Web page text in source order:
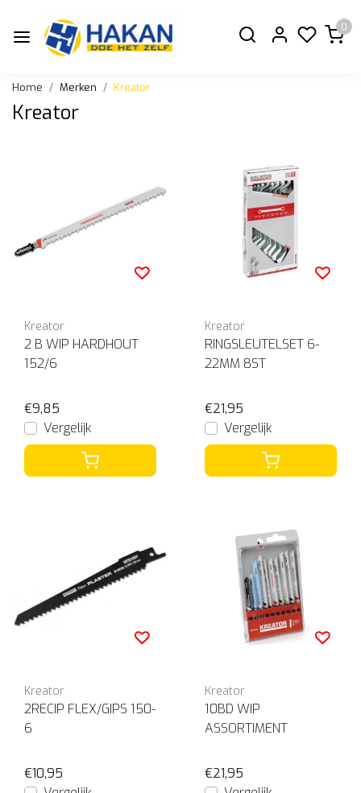
0
Home Merken Kreator
Kreator
Kreator
2 B WIP HARDHOUT
152/6
€9,85
Vergelijk
Kreator
RINGSLEUTELSET 6-
22MM 8ST
€21,95
Vergelijk
Kreator
2RECIP FLEX/GIPS 150-
6
€10,95
Kreator
10BD WIP
ASSORTIMENT
€21,95